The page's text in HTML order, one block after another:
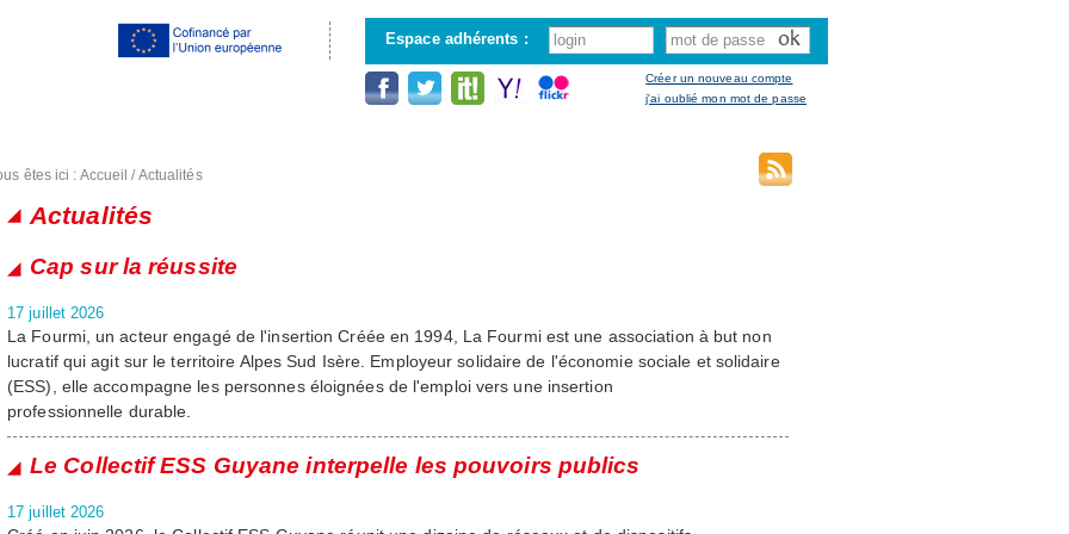
contenu
principal
Espace adhérents :
Créer un nouveau compte
j'ai oublié mon mot de passe
êtes ici : Accueil /Actualités
Actualités
Cap sur la réussite
17 juillet 2026
La Fourmi, un acteur engagé de l'insertion Créée en 1994, La Fourmi est une association à but non
lucratif qui agit sur le territoire Alpes Sud Isère. Employeur solidaire de l'économie sociale et solidaire
(ESS), elle accompagne les personnes éloignées de l'emploi vers une insertion
professionnelle durable.
Le Collectif ESS Guyane interpelle les pouvoirs publics
17 juillet 2026
Pages